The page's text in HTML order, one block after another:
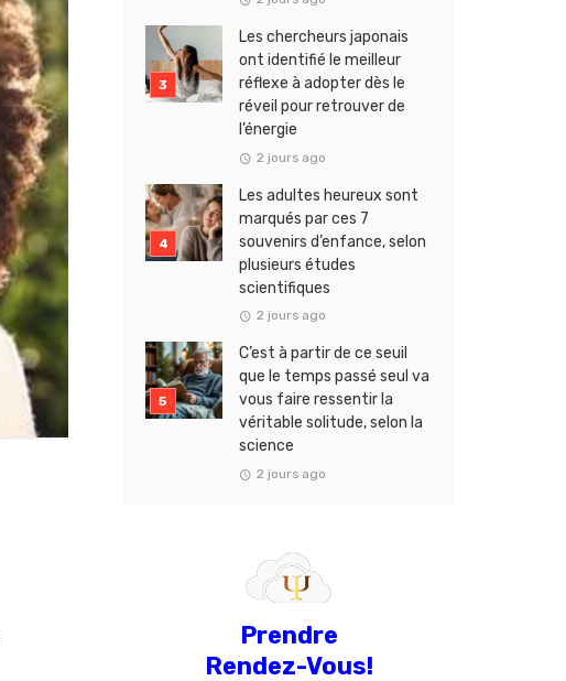
Les chercheurs japonais
ont identifié le meilleur
réflexe à adopter dès le
réveil pour retrouver de
l’énergie
2 jours ago
Les adultes heureux sont
marqués par ces 7
souvenirs d’enfance, selon
plusieurs études
scientifiques
2 jours ago
C’est à partir de ce seuil
que le temps passé seul va
vous faire ressentir la
véritable solitude, selon la
science
2 jours ago
Prendre
Rendez-Vous!